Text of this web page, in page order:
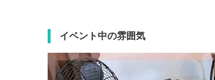
イベント中の雰囲気